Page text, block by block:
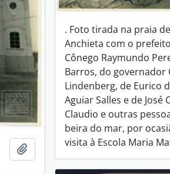
. Foto tirada na praia de
Anchieta com o prefeito
Cônego Raymundo
Barros, do governador
Lindenberg, de Eurico
Aguiar Salles e de José
Claudio e outras
beira do mar, por
visita à Escola Maria
Adicionar a área de